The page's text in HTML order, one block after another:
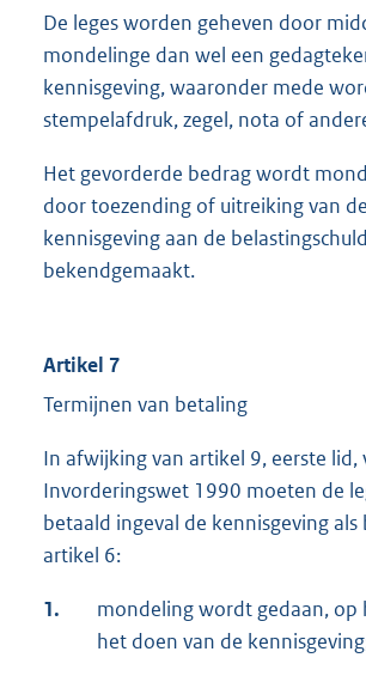
De leges worden geheven door
mondelinge dan wel een
kennisgeving, waaronder mede
stempelafdruk, zegel, nota of
Het gevorderde bedrag wordt
door toezending of uitreiking van
kennisgeving aan de
bekendgemaakt.
Artikel 7
Termijnen van betaling
In afwijking van artikel 9, eerste lid,
Invorderingswet 1990 moeten de
betaald ingeval de kennisgeving als
artikel 6:
1.
mondeling wordt gedaan, op
het doen van de